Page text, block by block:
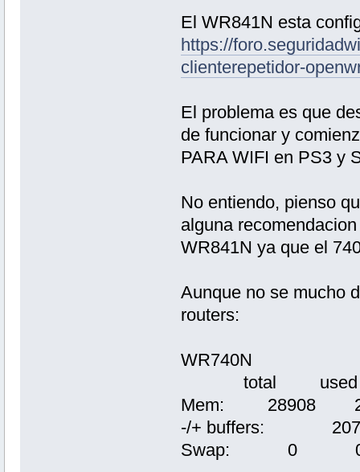
El WR841N esta
https://
clienterepetidor-
El problema es que
de funcionar y
PARA WIFI en PS3 y
No entiendo, pienso
alguna
WR841N ya que el
Aunque no se mucho
routers:
WR740N
total used
Mem:
-/+ buffers:
Swap: 0